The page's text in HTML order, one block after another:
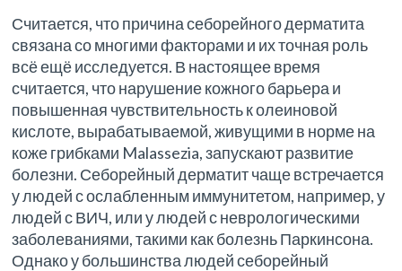
Считается, что причина себорейного дерматита
связана со многими факторами и их точная роль
всё ещё исследуется. В настоящее время
считается, что нарушение кожного барьера и
повышенная чувствительность к олеиновой
кислоте, вырабатываемой, живущими в норме на
коже грибками Malassezia, запускают развитие
болезни. Себорейный дерматит чаще встречается
у людей с ослабленным иммунитетом, например, у
людей с ВИЧ, или у людей с неврологическими
заболеваниями, такими как болезнь Паркинсона.
Однако у большинства людей себорейный